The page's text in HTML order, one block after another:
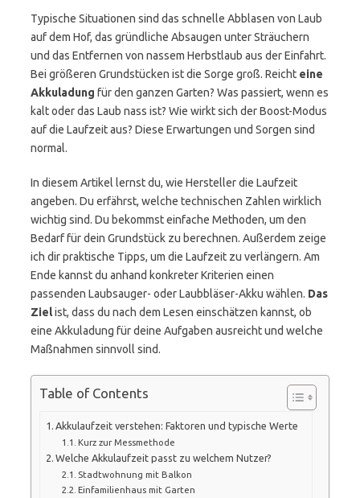
Typische Situationen sind das schnelle Abblasen von Laub
auf dem Hof, das gründliche Absaugen unter Sträuchern
und das Entfernen von nassem Herbstlaub aus der Einfahrt.
Bei größeren Grundstücken ist die Sorge groß. Reicht eine
Akkuladung für den ganzen Garten? Was passiert, wenn es
kalt oder das Laub nass ist? Wie wirkt sich der Boost-Modus
auf die Laufzeit aus? Diese Erwartungen und Sorgen sind
normal.
In diesem Artikel lernst du, wie Hersteller die Laufzeit
angeben. Du erfährst, welche technischen Zahlen wirklich
wichtig sind. Du bekommst einfache Methoden, um den
Bedarf für dein Grundstück zu berechnen. Außerdem zeige
ich dir praktische Tipps, um die Laufzeit zu verlängern. Am
Ende kannst du anhand konkreter Kriterien einen
passenden Laubsauger- oder Laubbläser-Akku wählen. Das
Zielist, dass du nach dem Lesen einschätzen kannst, ob
eine Akkuladung für deine Aufgaben ausreicht und welche
Maßnahmen sinnvoll sind.
Table of Contents
Akkulaufzeit verstehen: Faktoren und typische Werte
Kurz zur Messmethode
Welche Akkulaufzeit passt zu welchem Nutzer?
Stadtwohnung mit Balkon
Einfamilienhaus mit Garten